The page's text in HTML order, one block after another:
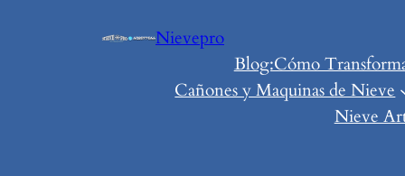
Nievepro
Blog:Cómo
Cañones y Maquinas de Nieve
Nieve